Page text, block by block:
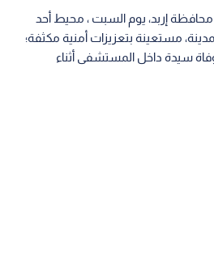
إربد، يوم السبت ، محيط أحد
مستعينة بتعزيزات أمنية مكثفة؛
سيدة داخل المستشفى أثناء